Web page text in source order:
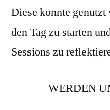
Diese konnte
den Tag zu starten
Sessions zu
WERDEN